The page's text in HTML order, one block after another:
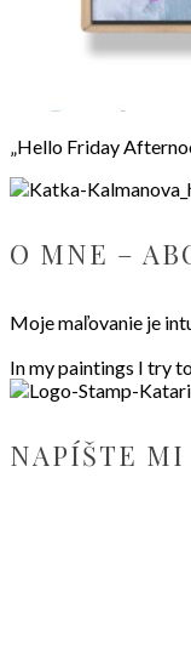
„Hello Friday
O MNE –
Moje maľovanie je
In my paintings I try
NAPÍŠTE